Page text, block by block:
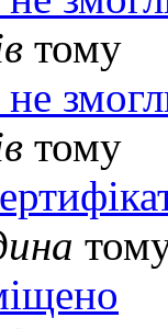
тому
тому